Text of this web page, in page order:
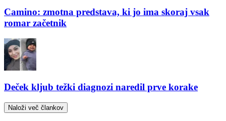
Camino: zmotna predstava, ki jo ima skoraj vsak
romar začetnik
Deček kljub težki diagnozi naredil prve korake
Naloži več člankov